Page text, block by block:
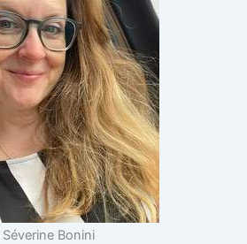
Séverine Bonini